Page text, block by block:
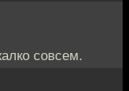
совсем.